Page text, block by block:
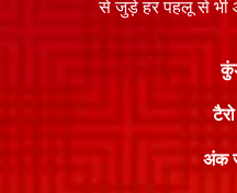
से जुड़े हर पहलू से भी
अंक